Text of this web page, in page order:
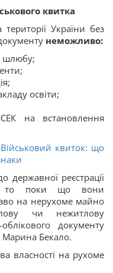
квитка
України без
неможливо:
шлюбу;
освіти;
на встановлення
Військовий квиток: що
реєстрації
то поки що вони
на нерухоме майно
чи нежитлову
документу
Бекало.
власності на рухоме